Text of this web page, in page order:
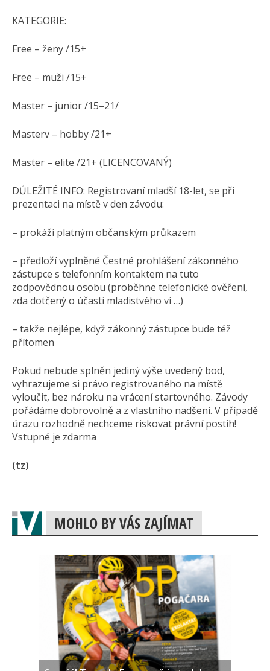
KATEGORIE:
Free – ženy /15+
Free – muži /15+
Master – junior /15–21/
Masterv – hobby /21+
Master – elite /21+ (LICENCOVANÝ)
DŮLEŽITÉ INFO: Registrovaní mladší 18-let, se při
prezentaci na místě v den závodu:
– prokáží platným občanským průkazem
– předloží vyplněné Čestné prohlášení zákonného
zástupce s telefonním kontaktem na tuto
zodpovědnou osobu (proběhne telefonické ověření,
zda dotčený o účasti mladistvého ví …)
– takže nejlépe, když zákonný zástupce bude též
přítomen
Pokud nebude splněn jediný výše uvedený bod,
vyhrazujeme si právo registrovaného na místě
vyloučit, bez nároku na vrácení startovného. Závody
pořádáme dobrovolně a z vlastního nadšení. V případě
úrazu rozhodně nechceme riskovat právní postih!
Vstupné je zdarma
(tz)
MOHLO BY VÁS ZAJÍMAT